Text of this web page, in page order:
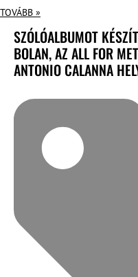
TOVÁBB »
SZÓLÓALBUMOT
BOLAN, AZ ALL FOR
ANTONIO CALANNA